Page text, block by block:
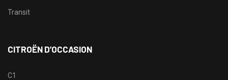
Transit
CITROËN D’OCCASION
C1